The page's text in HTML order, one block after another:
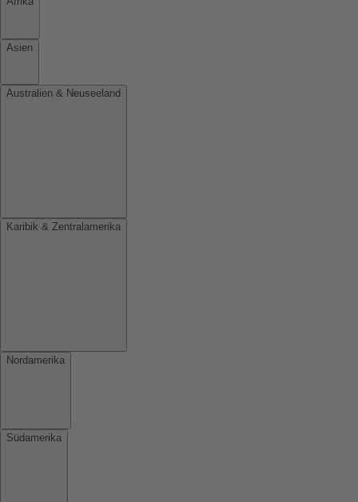
Asien
Australien & Neuseeland
Karibik & Zentralamerika
Nordamerika
Südamerika